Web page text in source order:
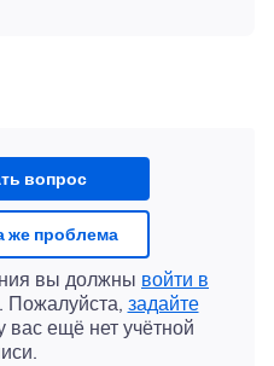
вопрос
же проблема
вы должны войти в
Пожалуйста, задайте
вас ещё нет учётной